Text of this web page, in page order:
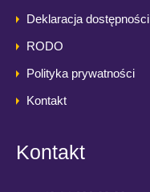
Deklaracja dostępności
RODO
Polityka prywatności
Kontakt
Kontakt